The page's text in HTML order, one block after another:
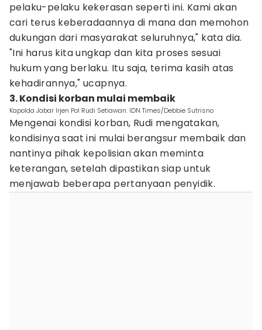
pelaku-pelaku kekerasan seperti ini. Kami akan
cari terus keberadaannya di mana dan memohon
dukungan dari masyarakat seluruhnya," kata dia.
"Ini harus kita ungkap dan kita proses sesuai
hukum yang berlaku. Itu saja, terima kasih atas
kehadirannya," ucapnya.
3. Kondisi korban mulai membaik
Kapolda Jabar Irjen Pol Rudi Setiawan. IDN Times/Debbie Sutrisno
Mengenai kondisi korban, Rudi mengatakan,
kondisinya saat ini mulai berangsur membaik dan
nantinya pihak kepolisian akan meminta
keterangan, setelah dipastikan siap untuk
menjawab beberapa pertanyaan penyidik.